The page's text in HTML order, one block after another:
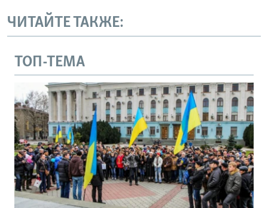
ЧИТАЙТЕ ТАКЖЕ:
ТОП-ТЕМА